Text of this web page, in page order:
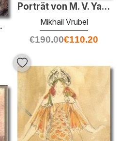
Porträt von M. V. Yakunchikova
Mikhail Vrubel
€190.00€110.20